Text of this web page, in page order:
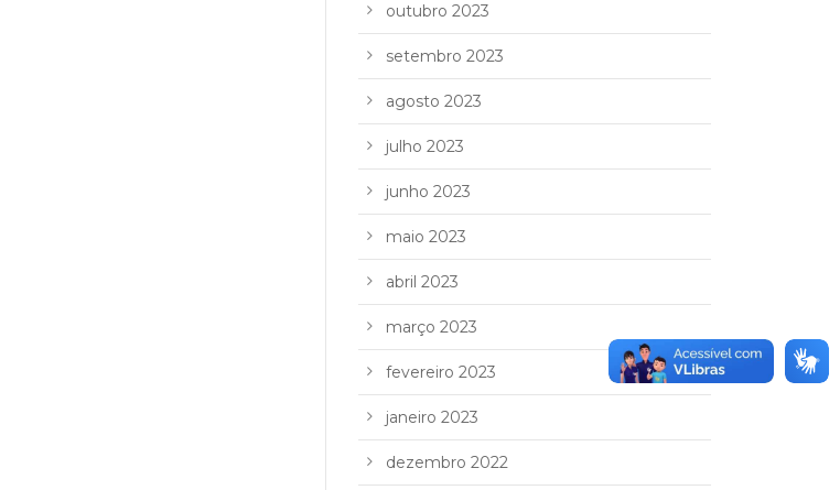
outubro 2023
setembro 2023
agosto 2023
julho 2023
junho 2023
maio 2023
abril 2023
março 2023
fevereiro 2023
janeiro 2023
dezembro 2022